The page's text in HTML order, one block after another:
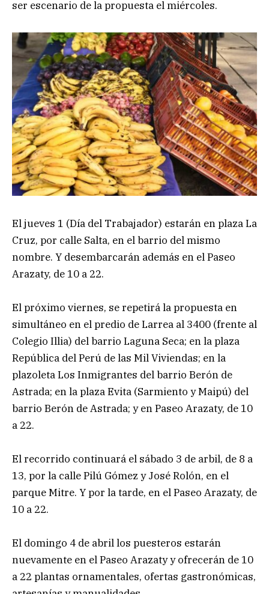
ser escenario de la propuesta el miércoles.
El jueves 1 (Día del Trabajador) estarán en plaza La
Cruz, por calle Salta, en el barrio del mismo
nombre. Y desembarcarán además en el Paseo
Arazaty, de 10 a 22.
El próximo viernes, se repetirá la propuesta en
simultáneo en el predio de Larrea al 3400 (frente al
Colegio Illia) del barrio Laguna Seca; en la plaza
República del Perú de las Mil Viviendas; en la
plazoleta Los Inmigrantes del barrio Berón de
Astrada; en la plaza Evita (Sarmiento y Maipú) del
barrio Berón de Astrada; y en Paseo Arazaty, de 10
a 22.
El recorrido continuará el sábado 3 de arbil, de 8 a
13, por la calle Pilú Gómez y José Rolón, en el
parque Mitre. Y por la tarde, en el Paseo Arazaty, de
10 a 22.
El domingo 4 de abril los puesteros estarán
nuevamente en el Paseo Arazaty y ofrecerán de 10
a 22 plantas ornamentales, ofertas gastronómicas,